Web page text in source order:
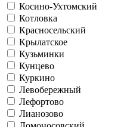
Косино-Ухтомский
Котловка
Красносельский
Крылатское
Кузьминки
Кунцево
Куркино
Левобережный
Лефортово
Лианозово